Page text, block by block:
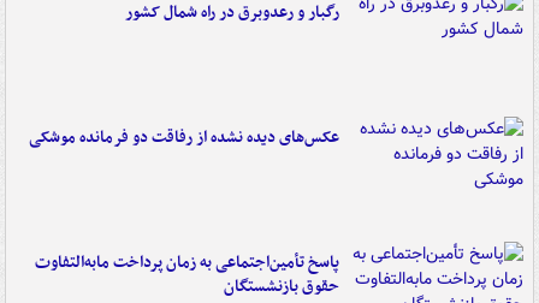
رگبار و رعدوبرق در راه شمال کشور
عکس‌های دیده نشده از رفاقت دو فرمانده‌ موشکی
پاسخ تأمین‌اجتماعی به زمان پرداخت مابه‌التفاوت
حقوق بازنشستگان